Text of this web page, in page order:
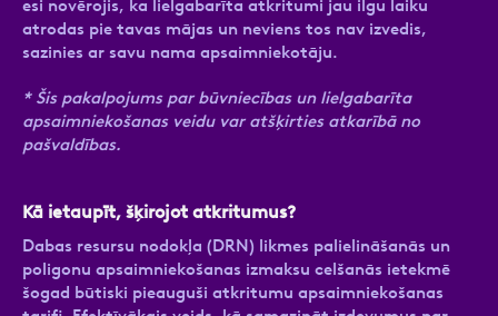
esi novērojis, ka lielgabarīta atkritumi jau ilgu laiku
atrodas pie tavas mājas un neviens tos nav izvedis,
sazinies ar savu nama apsaimniekotāju.
* Šis pakalpojums par būvniecības un lielgabarīta
apsaimniekošanas veidu var atšķirties atkarībā no
pašvaldības.
Kā ietaupīt, šķirojot atkritumus?
Dabas resursu nodokļa (DRN) likmes palielināšanās un
poligonu apsaimniekošanas izmaksu celšanās ietekmē
šogad būtiski pieauguši atkritumu apsaimniekošanas